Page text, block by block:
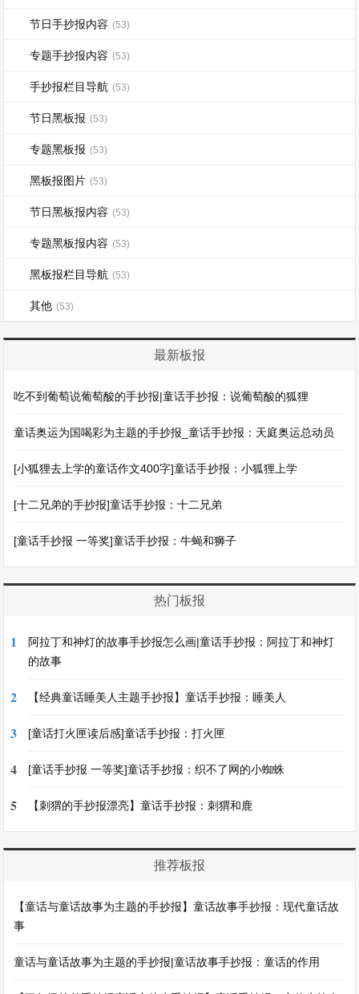
节日手抄报内容 (53)
专题手抄报内容 (53)
手抄报栏目导航 (53)
节日黑板报 (53)
专题黑板报 (53)
黑板报图片 (53)
节日黑板报内容 (53)
专题黑板报内容 (53)
黑板报栏目导航 (53)
其他 (53)
最新板报
吃不到葡萄说葡萄酸的手抄报|童话手抄报：说葡萄酸的狐狸
童话奥运为国喝彩为主题的手抄报_童话手抄报：天庭奥运总动员
[小狐狸去上学的童话作文400字]童话手抄报：小狐狸上学
[十二兄弟的手抄报]童话手抄报：十二兄弟
[童话手抄报 一等奖]童话手抄报：牛蝇和狮子
热门板报
1
阿拉丁和神灯的故事手抄报怎么画|童话手抄报：阿拉丁和神灯
的故事
2 【经典童话睡美人主题手抄报】童话手抄报：睡美人
3 [童话打火匣读后感]童话手抄报：打火匣
4 [童话手抄报 一等奖]童话手抄报：织不了网的小蜘蛛
5 【刺猬的手抄报漂亮】童话手抄报：刺猬和鹿
推荐板报
【童话与童话故事为主题的手抄报】童话故事手抄报：现代童话故
事
童话与童话故事为主题的手抄报|童话故事手抄报：童话的作用